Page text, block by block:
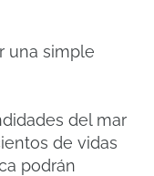
una simple
del mar
de vidas
podrán